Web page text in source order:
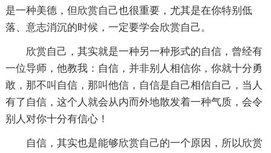
是一种美德，但欣赏自己也很重要，尤其是在你特别低
落、意志消沉的时候，一定要学会欣赏自己。
欣赏自己，其实就是一种另一种形式的自信，曾经有
一位导师，他教我：自信，并非别人相信你，你就十分勇
敢，那不叫自信，那叫他信，自信是自己相信自己，当人
有了自信，这个人就会从内而外地散发着一种气质，会令
别人对你十分有信心！
自信，其实也是能够欣赏自己的一个原因，所以欣赏